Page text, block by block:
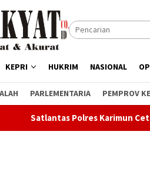
KEPRI HUKRIM NASIONAL
PARLEMENTARIA PEMPROV
Polres Karimun Cetak Pelajar